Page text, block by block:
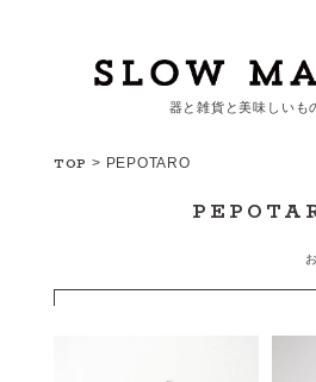
カートを見る
カテゴリーから探す
器と雑貨と美味しいも
TOP > PEPOTARO